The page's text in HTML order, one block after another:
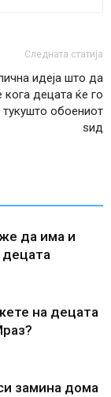
Следната статија
идеја што да
кога децата ќе го
обоениот
ѕид
да има и
децата
на децата
замина дома